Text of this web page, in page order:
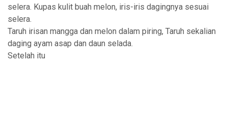
selera. Kupas kulit buah melon, iris-iris dagingnya sesuai
selera.
Taruh irisan mangga dan melon dalam piring, Taruh sekalian
daging ayam asap dan daun selada.
Setelah itu